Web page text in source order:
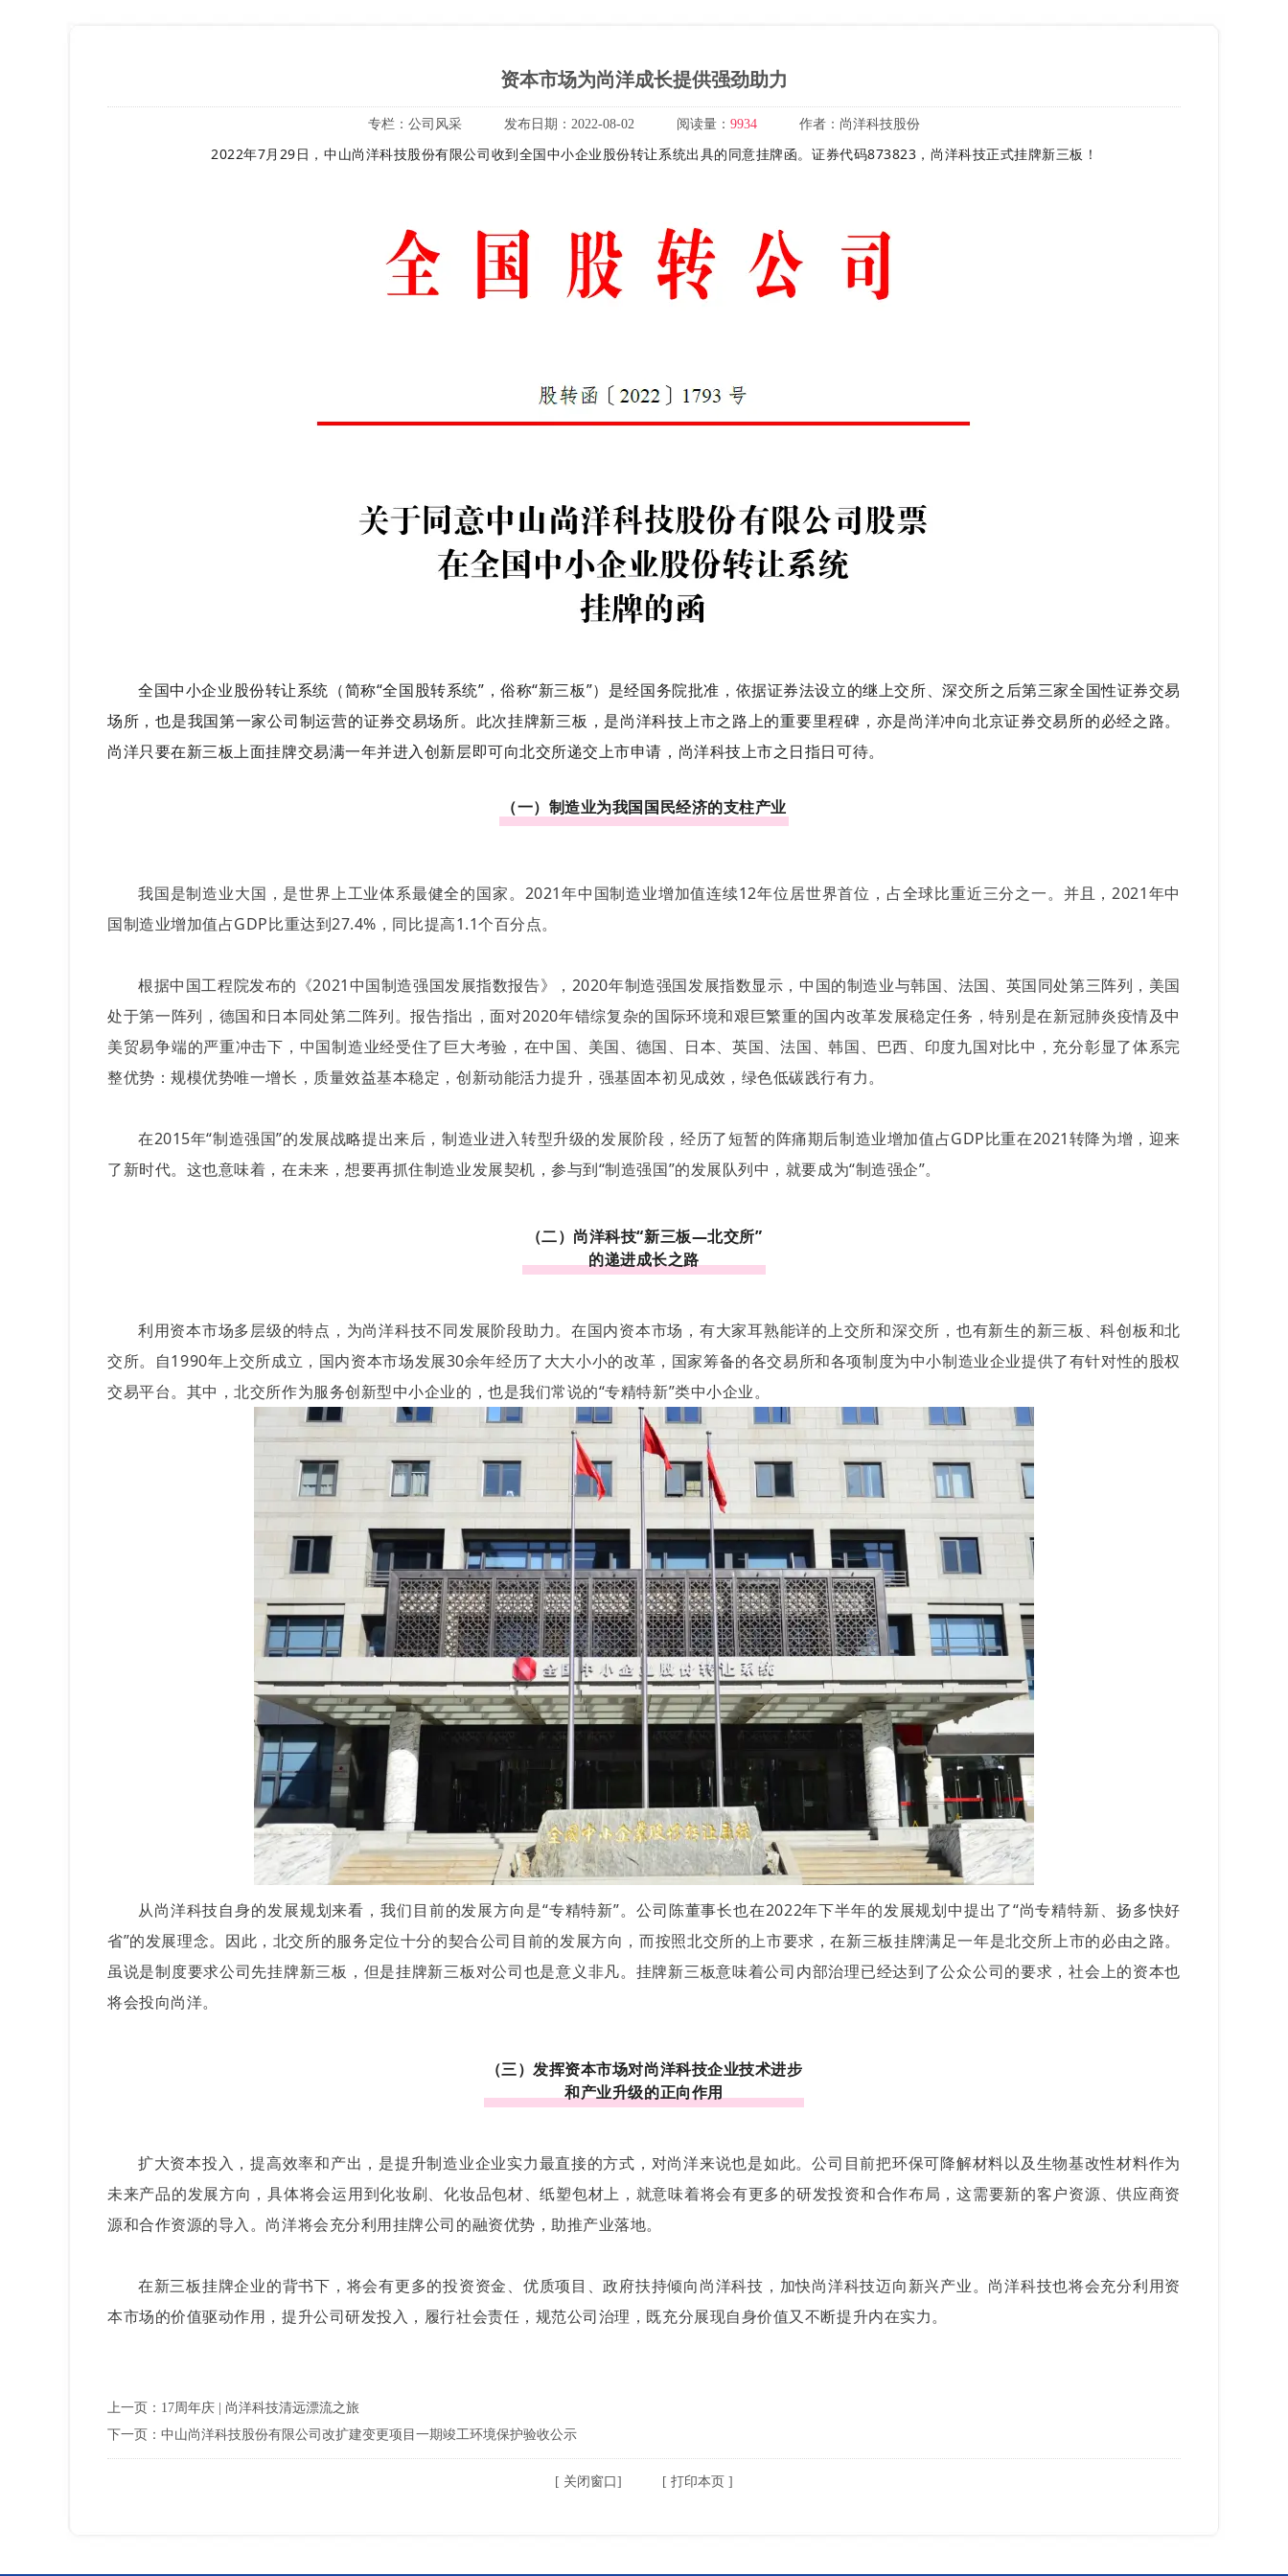
资本市场为尚洋成长提供强劲助力
专栏： 公司风采 发布日期： 2022-08-02 阅读量： 9934 作者： 尚洋科技股份
2022年7月29日，中山尚洋科技股份有限公司收到全国中小企业股份转让系统出具的同意挂牌函。证券代码873823，尚洋科技正式挂牌新三板！
全国中小企业股份转让系统（简称“全国股转系统”，俗称“新三板”）是经国务院批准，依据证券法设立的继上交所、深交所之后第三家全国性证券交易
场所，也是我国第一家公司制运营的证券交易场所。此次挂牌新三板，是尚洋科技上市之路上的重要里程碑，亦是尚洋冲向北京证券交易所的必经之路。
尚洋只要在新三板上面挂牌交易满一年并进入创新层即可向北交所递交上市申请，尚洋科技上市之日指日可待。
（一）制造业为我国国民经济的支柱产业
我国是制造业大国，是世界上工业体系最健全的国家。2021年中国制造业增加值连续12年位居世界首位，占全球比重近三分之一。并且，2021年中
国制造业增加值占GDP比重达到27.4%，同比提高1.1个百分点。
根据中国工程院发布的《2021中国制造强国发展指数报告》，2020年制造强国发展指数显示，中国的制造业与韩国、法国、英国同处第三阵列，美国
处于第一阵列，德国和日本同处第二阵列。报告指出，面对2020年错综复杂的国际环境和艰巨繁重的国内改革发展稳定任务，特别是在新冠肺炎疫情及中
美贸易争端的严重冲击下，中国制造业经受住了巨大考验，在中国、美国、德国、日本、英国、法国、韩国、巴西、印度九国对比中，充分彰显了体系完
整优势：规模优势唯一增长，质量效益基本稳定，创新动能活力提升，强基固本初见成效，绿色低碳践行有力。
在2015年“制造强国”的发展战略提出来后，制造业进入转型升级的发展阶段，经历了短暂的阵痛期后制造业增加值占GDP比重在2021转降为增，迎来
了新时代。这也意味着，在未来，想要再抓住制造业发展契机，参与到“制造强国”的发展队列中，就要成为“制造强企”。
（二）尚洋科技“新三板—北交所”
的递进成长之路
利用资本市场多层级的特点，为尚洋科技不同发展阶段助力。在国内资本市场，有大家耳熟能详的上交所和深交所，也有新生的新三板、科创板和北
交所。自1990年上交所成立，国内资本市场发展30余年经历了大大小小的改革，国家筹备的各交易所和各项制度为中小制造业企业提供了有针对性的股权
交易平台。其中，北交所作为服务创新型中小企业的，也是我们常说的“专精特新”类中小企业。
从尚洋科技自身的发展规划来看，我们目前的发展方向是“专精特新”。公司陈董事长也在2022年下半年的发展规划中提出了“尚专精特新、扬多快好
省”的发展理念。因此，北交所的服务定位十分的契合公司目前的发展方向，而按照北交所的上市要求，在新三板挂牌满足一年是北交所上市的必由之路。
虽说是制度要求公司先挂牌新三板，但是挂牌新三板对公司也是意义非凡。挂牌新三板意味着公司内部治理已经达到了公众公司的要求，社会上的资本也
将会投向尚洋。
（三）发挥资本市场对尚洋科技企业技术进步
和产业升级的正向作用
扩大资本投入，提高效率和产出，是提升制造业企业实力最直接的方式，对尚洋来说也是如此。公司目前把环保可降解材料以及生物基改性材料作为
未来产品的发展方向，具体将会运用到化妆刷、化妆品包材、纸塑包材上，就意味着将会有更多的研发投资和合作布局，这需要新的客户资源、供应商资
源和合作资源的导入。尚洋将会充分利用挂牌公司的融资优势，助推产业落地。
在新三板挂牌企业的背书下，将会有更多的投资资金、优质项目、政府扶持倾向尚洋科技，加快尚洋科技迈向新兴产业。尚洋科技也将会充分利用资
本市场的价值驱动作用，提升公司研发投入，履行社会责任，规范公司治理，既充分展现自身价值又不断提升内在实力。
上一页： 17周年庆 | 尚洋科技清远漂流之旅
下一页： 中山尚洋科技股份有限公司改扩建变更项目一期竣工环境保护验收公示
[ 关闭窗口 ] [ 打印本页 ]